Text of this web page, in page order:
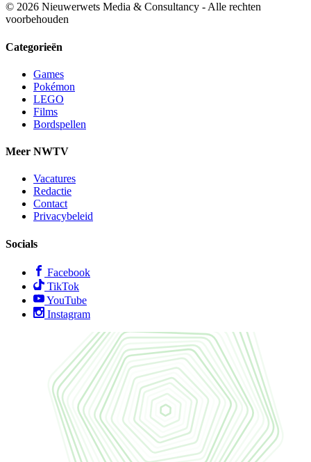
© 2026 Nieuwerwets Media & Consultancy - Alle rechten
voorbehouden
Categorieën
Games
Pokémon
LEGO
Films
Bordspellen
Meer NWTV
Vacatures
Redactie
Contact
Privacybeleid
Socials
Facebook
TikTok
YouTube
Instagram